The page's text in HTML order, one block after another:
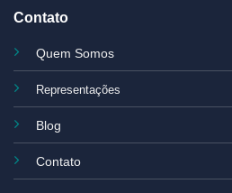
Contato
Quem Somos
Representações
Blog
Contato